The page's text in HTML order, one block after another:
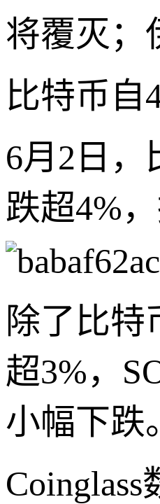
将覆灭；
比特币自
6月2日
跌超4%
除了比
超3%，
小幅下跌。